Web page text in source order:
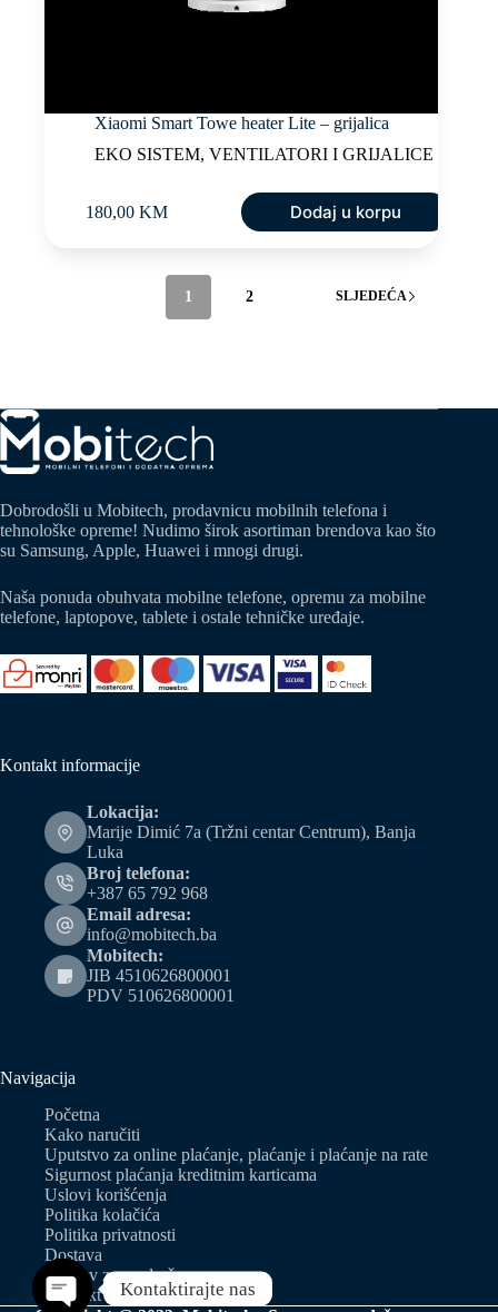
Xiaomi Smart Towe heater Lite – grijalica
EKO SISTEM, VENTILATORI I GRIJALICE
180,00 KM Dodaj u korpu
1 2 SLJEDEĆA
Dobrodošli u Mobitech, prodavnicu mobilnih telefona i
tehnološke opreme! Nudimo širok asortiman brendova kao što
su Samsung, Apple, Huawei i mnogi drugi.
Naša ponuda obuhvata mobilne telefone, opremu za mobilne
telefone, laptopove, tablete i ostale tehničke uređaje.
Kontakt informacije
Lokacija:
Marije Dimić 7a (Tržni centar Centrum), Banja
Luka
Broj telefona:
+387 65 792 968
Email adresa:
info@mobitech.ba
Mobitech:
JIB 4510626800001
PDV 510626800001
Navigacija
Početna
Kako naručiti
Uputstvo za online plaćanje, plaćanje i plaćanje na rate
Sigurnost plaćanja kreditnim karticama
Uslovi korišćenja
Politika kolačića
Politika privatnosti
Dostava
Zahtjev za predračun
Kontakt
Kontaktirajte nas